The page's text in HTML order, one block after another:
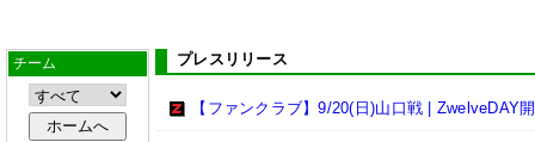
チーム プレスリリース
【ファンクラブ】9/20(日)山口戦 | ZwelveDAY